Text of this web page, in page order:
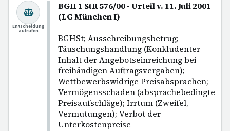
BGH 1 StR 576/00 - Urteil v. 11. Juli 2001
(LG München I)
BGHSt; Ausschreibungsbetrug;
Täuschungshandlung (Konkludenter
Inhalt der Angebotseinreichung bei
freihändigen Auftragsvergaben);
Wettbewerbswidrige Preisabsprachen;
Vermögensschaden (absprachebedingte
Preisaufschläge); Irrtum (Zweifel,
Vermutungen); Verbot der
Unterkostenpreise
Entscheidung
aufrufen